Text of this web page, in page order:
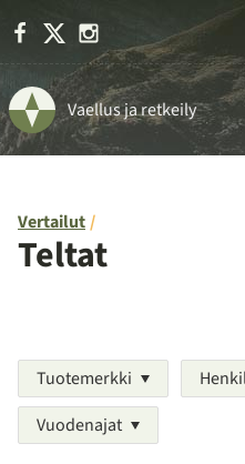
Facebook Instagram
Vaellus ja retkeily
Vertailut
Teltat
Tuotemerkki
Vuodenajat